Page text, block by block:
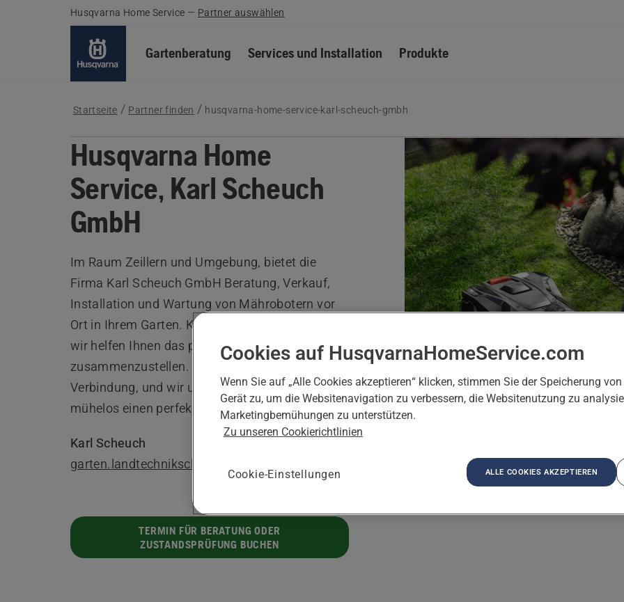
Husqvarna Home Service — Partner auswählen
Gartenberatung Services und Installation Produkte
Startseite Partner finden husqvarna-home-service-karl-scheuch-gmbh
Husqvarna Home
Service, Karl Scheuch
GmbH
Im Raum Zeillern und Umgebung, bietet die
Firma Karl Scheuch GmbH Beratung, Verkauf,
Installation und Wartung von Mährobotern vor
Ort in Ihrem Garten. Kontaktieren Sie uns und
wir helfen Ihnen das passende Paket für Sie
zusammenzustellen. Setzen Sie sich mit uns in
Verbindung, und wir unterstützen Sie dabei,
mühelos einen perfekten Rasen zu erhalten.
Karl Scheuch
garten.landtechnikscheuch@gmail.com
TERMIN FÜR BERATUNG ODER
ZUSTANDSPRÜFUNG BUCHEN
Cookies auf HusqvarnaHomeService.com
Wenn Sie auf „Alle Cookies akzeptieren“ klicken, stimmen Sie der Speicherung
Gerät zu, um die Websitenavigation zu verbessern, die Websitenutzung zu
Marketingbemühungen zu unterstützen.
Zu unseren Cookierichtlinien
Cookie-Einstellungen ALLE COOKIES AKZEPTIEREN